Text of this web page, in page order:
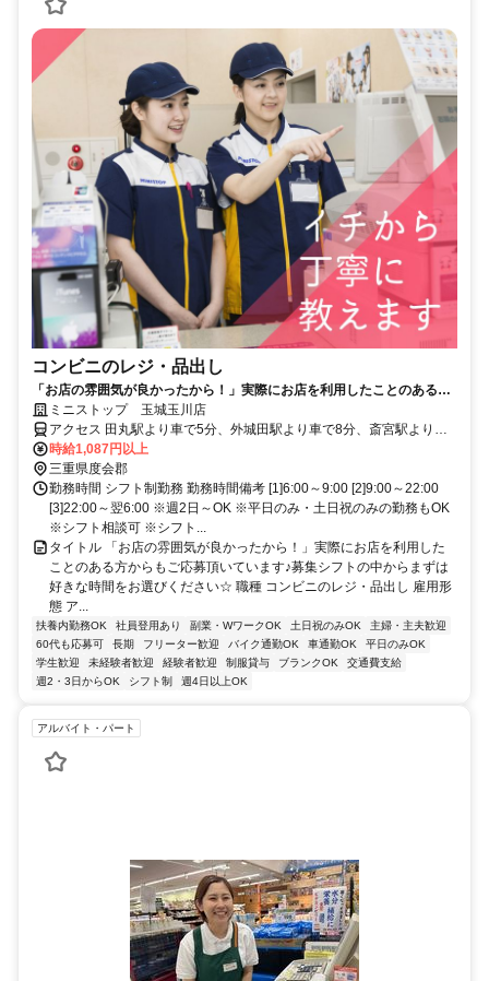
コンビニのレジ・品出し
「お店の雰囲気が良かったから！」実際にお店を利用したことのある方
からもご応募頂いています♪募集シフトの中からまずは好きな時間をお選
びください☆
ミニストップ 玉城玉川店
アクセス 田丸駅より車で5分、外城田駅より車で8分、斎宮駅より車
で9分 ★その他のアクセス可能駅/明星駅、宮川駅 ★県道530号線・県
道716号線沿い、玉川交差点そば
時給1,087円以上
三重県度会郡
勤務時間 シフト制勤務 勤務時間備考 [1]6:00～9:00 [2]9:00～22:00
[3]22:00～翌6:00 ※週2日～OK ※平日のみ・土日祝のみの勤務もOK
※シフト相談可 ※シフト...
タイトル 「お店の雰囲気が良かったから！」実際にお店を利用した
ことのある方からもご応募頂いています♪募集シフトの中からまずは
好きな時間をお選びください☆ 職種 コンビニのレジ・品出し 雇用形
態 ア...
扶養内勤務OK 社員登用あり 副業・WワークOK 土日祝のみOK
主婦・主夫歓迎
60代も応募可
長期 フリーター歓迎 バイク通勤OK 車通勤OK
平日のみOK
学生歓迎
未経験者歓迎 経験者歓迎 制服貸与 ブランクOK
交通費支給
週2・3日からOK
シフト制 週4日以上OK
アルバイト・パート